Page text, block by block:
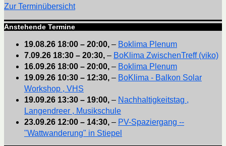
Zur Terminübersicht
Anstehende Termine
19.08.26 18:00 – 20:00, – Boklima Plenum
7.09.26 18:30 – 20:30, – BoKlima ZwischenTreff (viko)
16.09.26 18:00 – 20:00, – Boklima Plenum
19.09.26 10:30 – 12:30, – BoKlima - Balkon Solar
Workshop , VHS
19.09.26 13:30 – 19:00, – Nachhaltigkeitstag ,
Langendreer , Musikschule
23.09.26 12:00 – 14:30, – PV-Spaziergang --
"Wattwanderung" in Stiepel